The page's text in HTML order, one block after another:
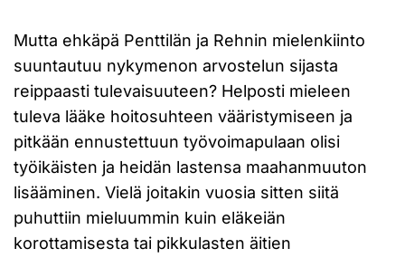
Mutta ehkäpä Penttilän ja Rehnin mielenkiinto
suuntautuu nykymenon arvostelun sijasta
reippaasti tulevaisuuteen? Helposti mieleen
tuleva lääke hoitosuhteen vääristymiseen ja
pitkään ennustettuun työvoimapulaan olisi
työikäisten ja heidän lastensa maahanmuuton
lisääminen. Vielä joitakin vuosia sitten siitä
puhuttiin mieluummin kuin eläkeiän
korottamisesta tai pikkulasten äitien